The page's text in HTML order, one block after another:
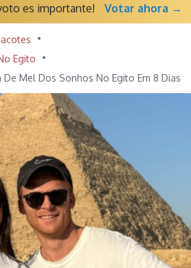
es importante!
Votar ahora →
Egito
De Mel Dos Sonhos No Egito Em 8 Dias